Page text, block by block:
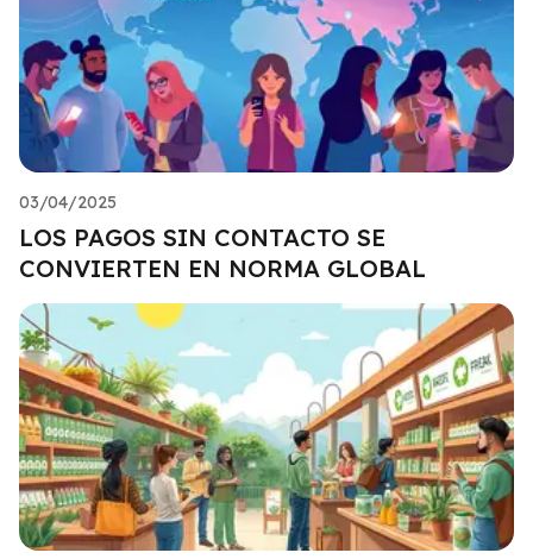
03/04/2025
LOS PAGOS SIN CONTACTO SE
CONVIERTEN EN NORMA GLOBAL